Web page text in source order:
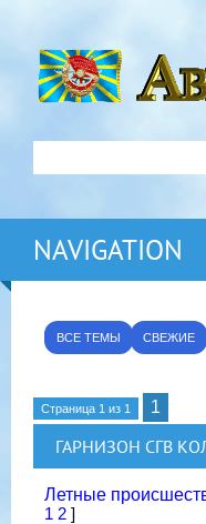
NAVIGATION
ВСЕ ТЕМЫ СВЕЖИЕ
Страница 1 из 1 1
ГАРНИЗОН СГВ
Летные
1 2 ]